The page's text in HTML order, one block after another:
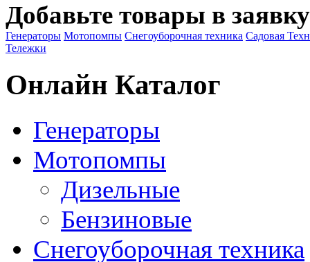
Добавьте товары в заявку
Генераторы Мотопомпы Снегоуборочная техника Садовая
Тележки
Онлайн Каталог
Генераторы
Мотопомпы
Дизельные
Бензиновые
Снегоуборочная техника